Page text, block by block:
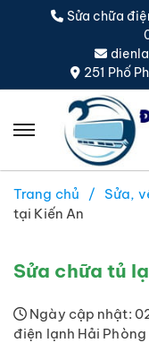
Sửa chữa
251 Phố
Trang chủ Sửa,
tại Kiến An
Sửa chữa tủ
Ngày cập nhật:
điện lạnh Hải Phòng